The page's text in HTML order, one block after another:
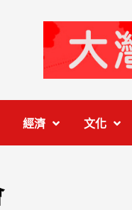
經濟 文化